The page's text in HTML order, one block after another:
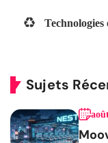
Technologies
Sujets